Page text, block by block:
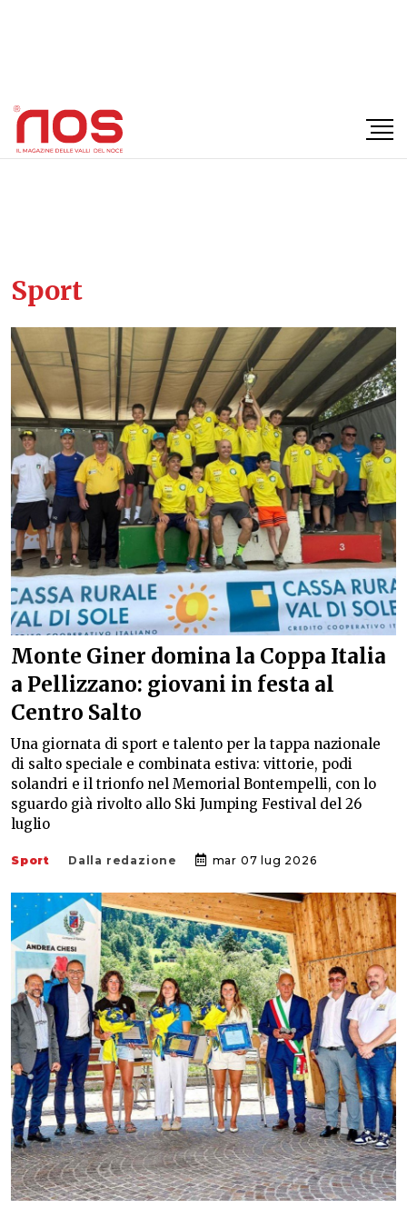
Sport
Monte Giner domina la Coppa Italia
a Pellizzano: giovani in festa al
Centro Salto
Una giornata di sport e talento per la tappa nazionale
di salto speciale e combinata estiva: vittorie, podi
solandri e il trionfo nel Memorial Bontempelli, con lo
sguardo già rivolto allo Ski Jumping Festival del 26
luglio
Sport Dalla redazione mar 07 lug 2026